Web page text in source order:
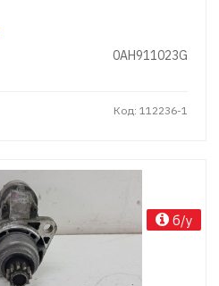
0AH911023G
Код: 112236-1
б/у